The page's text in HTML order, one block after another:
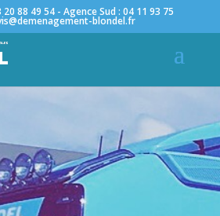
88 49 54 - Agence Sud : 04 11 93 75
blondel.fr